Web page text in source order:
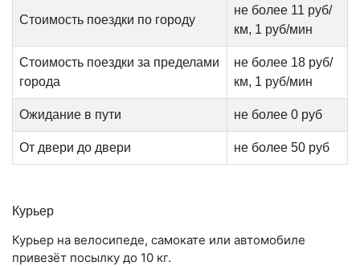
Стоимость поездки по городу
не более 11 руб/
км, 1 руб/мин
Стоимость поездки за пределами
города
не более 18 руб/
км, 1 руб/мин
Ожидание в пути не более 0 руб
От двери до двери не более 50 руб
Курьер
Курьер на велосипеде, самокате или автомобиле
привезёт посылку до 10 кг.